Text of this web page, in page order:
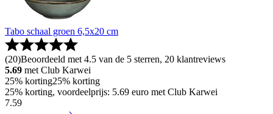
Tabo schaal groen 6,5x20 cm
(20)Beoordeeld met 4.5 van de 5 sterren, 20 klantreviews
5.69 met Club Karwei
25% korting25% korting
25% korting, voordeelprijs: 5.69 euro met Club Karwei
7.59